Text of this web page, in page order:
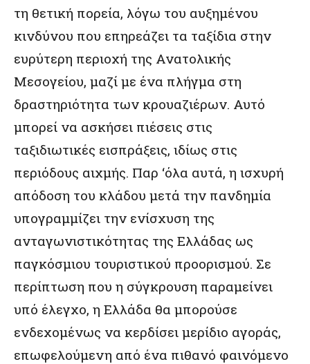
τη θετική πορεία, λόγω του αυξημένου
κινδύνου που επηρεάζει τα ταξίδια στην
ευρύτερη περιοχή της Ανατολικής
Μεσογείου, μαζί με ένα πλήγμα στη
δραστηριότητα των κρουαζιέρων. Αυτό
μπορεί να ασκήσει πιέσεις στις
ταξιδιωτικές εισπράξεις, ιδίως στις
περιόδους αιχμής. Παρ ‘όλα αυτά, η ισχυρή
απόδοση του κλάδου μετά την πανδημία
υπογραμμίζει την ενίσχυση της
ανταγωνιστικότητας της Ελλάδας ως
παγκόσμιου τουριστικού προορισμού. Σε
περίπτωση που η σύγκρουση παραμείνει
υπό έλεγχο, η Ελλάδα θα μπορούσε
ενδεχομένως να κερδίσει μερίδιο αγοράς,
επωφελούμενη από ένα πιθανό φαινόμενο